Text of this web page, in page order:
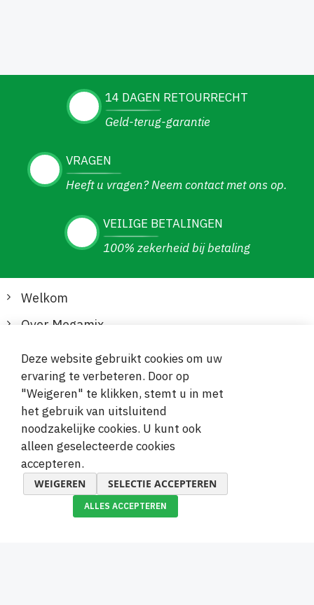
14 DAGEN RETOURRECHT
Geld-terug-garantie
VRAGEN
Heeft u vragen? Neem contact met ons op.
VEILIGE BETALINGEN
100% zekerheid bij betaling
Welkom
Over Megamix
Informatie
Klantenservice
Veilige en gemakkelijke betalingen
Deze website gebruikt cookies om uw
ervaring te verbeteren. Door op
"Weigeren" te klikken, stemt u in met
het gebruik van uitsluitend
noodzakelijke cookies. U kunt ook
alleen geselecteerde cookies
accepteren.
WEIGEREN SELECTIE ACCEPTEREN
ALLES ACCEPTEREN